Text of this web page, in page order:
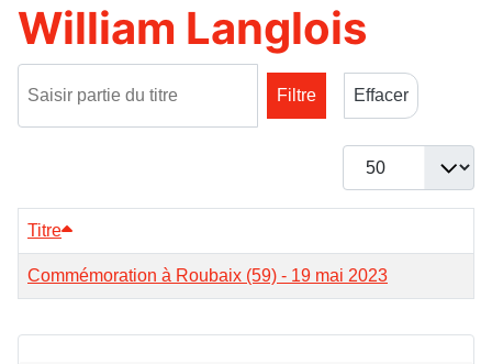
William Langlois
Filtre
Effacer
Afficher #
Titre
Commémoration à Roubaix (59) - 19 mai 2023